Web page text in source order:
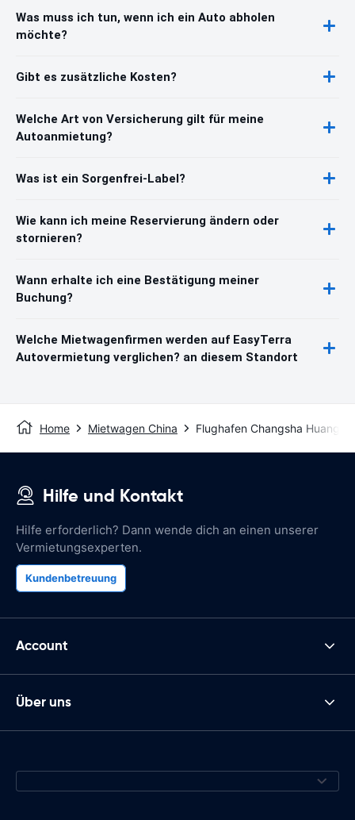
Was muss ich tun, wenn ich ein Auto abholen
möchte?
Gibt es zusätzliche Kosten?
Welche Art von Versicherung gilt für meine
Autoanmietung?
Was ist ein Sorgenfrei-Label?
Wie kann ich meine Reservierung ändern oder
stornieren?
Wann erhalte ich eine Bestätigung meiner
Buchung?
Welche Mietwagenfirmen werden auf EasyTerra
Autovermietung verglichen? an diesem Standort
Home Mietwagen China Flughafen Changsha Huanga
Hilfe und Kontakt
Hilfe erforderlich? Dann wende dich an einen unserer
Vermietungsexperten.
Kundenbetreuung
Account
Über uns